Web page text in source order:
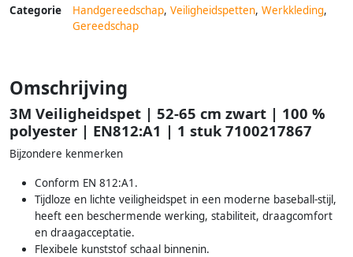
Categorie Handgereedschap, Veiligheidspetten, Werkkleding,
Gereedschap
Omschrijving
3M Veiligheidspet | 52-65 cm zwart | 100 %
polyester | EN812:A1 | 1 stuk 7100217867
Bijzondere kenmerken
Conform EN 812:A1.
Tijdloze en lichte veiligheidspet in een moderne baseball-stijl,
heeft een beschermende werking, stabiliteit, draagcomfort
en draagacceptatie.
Flexibele kunststof schaal binnenin.